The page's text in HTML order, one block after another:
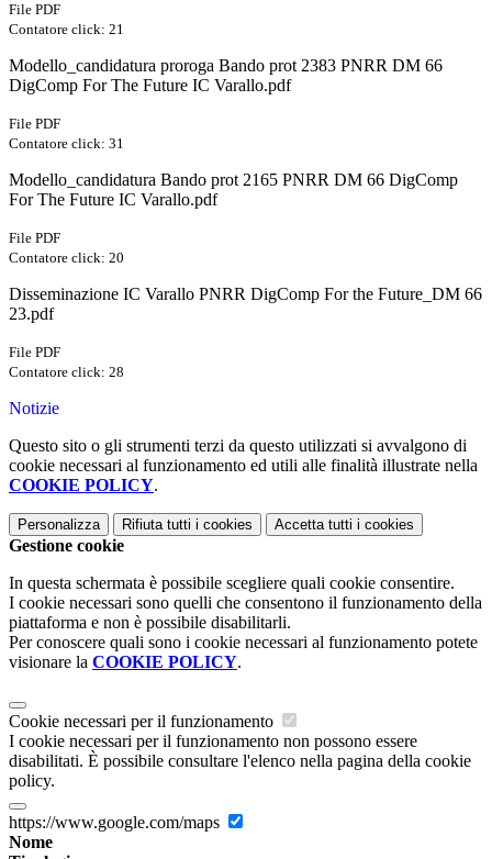
File PDF
Contatore click: 21
Modello_candidatura proroga Bando prot 2383 PNRR DM 66
DigComp For The Future IC Varallo.pdf
File PDF
Contatore click: 31
Modello_candidatura Bando prot 2165 PNRR DM 66 DigComp
For The Future IC Varallo.pdf
File PDF
Contatore click: 20
Disseminazione IC Varallo PNRR DigComp For the Future_DM 66
23.pdf
File PDF
Contatore click: 28
Notizie
Questo sito o gli strumenti terzi da questo utilizzati si avvalgono di
cookie necessari al funzionamento ed utili alle finalità illustrate nella
COOKIE POLICY.
Personalizza Rifiuta tutti i cookies Accetta tutti i cookies
Gestione cookie
In questa schermata è possibile scegliere quali cookie consentire.
I cookie necessari sono quelli che consentono il funzionamento della
piattaforma e non è possibile disabilitarli.
Per conoscere quali sono i cookie necessari al funzionamento potete
visionare la COOKIE POLICY.
Cookie necessari per il funzionamento
I cookie necessari per il funzionamento non possono essere
disabilitati. È possibile consultare l'elenco nella pagina della cookie
policy.
https://www.google.com/maps
Nome